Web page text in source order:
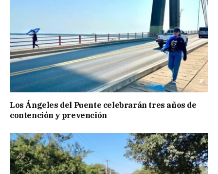
Los Ángeles del Puente celebrarán tres años de
contención y prevención